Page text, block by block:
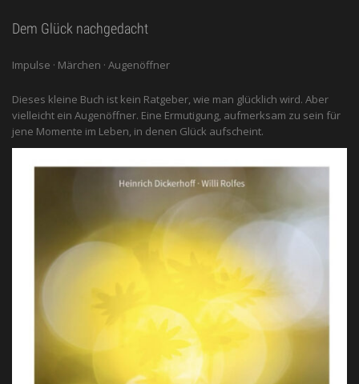
Dem Glück nachgedacht
Impulse · Märchen · Augenöffner
Dieses kleine Buch ist kein Ratgeber, wie man glücklich wird. Aber
vielleicht ein Augenöffner. Eine Ermutigung, aufmerksam zu sein für
jene Momente im Leben, in denen Glück aufscheint.